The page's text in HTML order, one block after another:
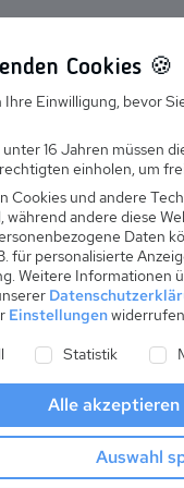
Suchen
Karriere
Ausbildung
ab
pro Nacht
Anreise
Cookies 🍪
Einwilligung, bevor
16 Jahren müssen
einholen, um
Cookies und andere
während andere diese
Daten
für personalisierte
Weitere Informationen
Einstellungen
Liste der Service-
Statistik
Alle akzeptieren
Auswahl